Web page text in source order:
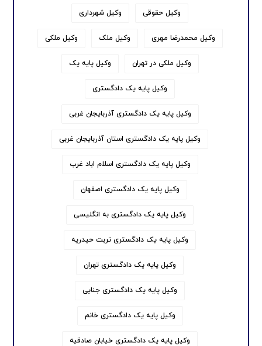
وکیل حقوقی وکیل شهرداری
وکیل محمدرضا مهری وکیل ملک وکیل ملکی
وکیل ملکی در تهران وکیل پایه یک
وکیل پایه یک دادگستری
وکیل پایه یک دادگستری آذربایجان غربی
وکیل پایه یک دادگستری استان آذربایجان غربی
وکیل پایه یک دادگستری اسلام اباد غرب
وکیل پایه یک دادگستری اصفهان
وکیل پایه یک دادگستری به انگلیسی
وکیل پایه یک دادگستری تربت حیدریه
وکیل پایه یک دادگستری تهران
وکیل پایه یک دادگستری جنایی
وکیل پایه یک دادگستری خانم
وکیل پایه یک دادگستری خیابان صادقیه